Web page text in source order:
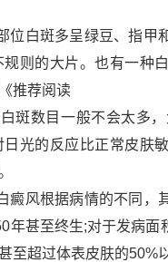
位白斑多呈绿豆、指甲
则的大片。也有一种
推荐阅读
斑数目一般不会太多
光的反应比正常皮肤
癜风根据病情的不同，
年甚至终生;对于发病
至超过体表皮肤的50%